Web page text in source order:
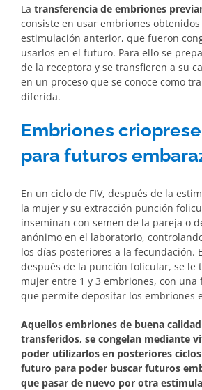
La transferencia de embriones
consiste en usar embriones
estimulación anterior, que fueron
usarlos en el futuro. Para ello se
de la receptora y se transfieren a su
en un proceso que se conoce como
diferida.
Embriones
para futuros
En un ciclo de FIV, después de la
la mujer y su extracción punción
inseminan con semen de la pareja o
anónimo en el laboratorio,
los días posteriores a la fecundación.
después de la punción folicular, se le
mujer entre 1 y 3 embriones, con una
que permite depositar los embriones
Aquellos embriones de buena
transferidos, se congelan mediante
poder utilizarlos en posteriores
futuro para poder buscar futuros
que pasar de nuevo por otra